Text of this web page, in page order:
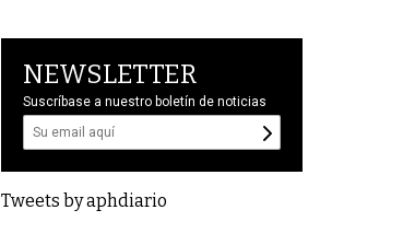
NEWSLETTER
Suscríbase a nuestro boletín de noticias
Tweets by aphdiario